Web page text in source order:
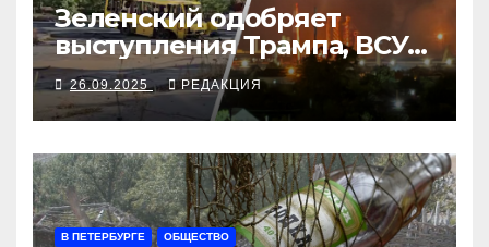
Зеленский одобряет
выступления Трампа, ВСУ
закрыли Добропольский
рубеж
26.09.2025 РЕДАКЦИЯ
В ПЕТЕРБУРГЕ ОБЩЕСТВО